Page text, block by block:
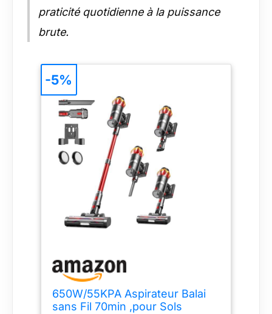
praticité quotidienne à la puissance
brute.
650W/55KPA Aspirateur Balai
sans Fil 70min ,pour Sols
-5%